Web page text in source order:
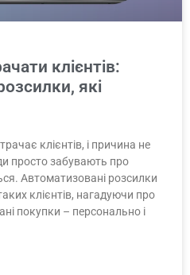
клієнтів:
які
клієнтів, і причина не
просто забувають про
Автоматизовані розсилки
клієнтів, нагадуючи про
покупки – персонально і